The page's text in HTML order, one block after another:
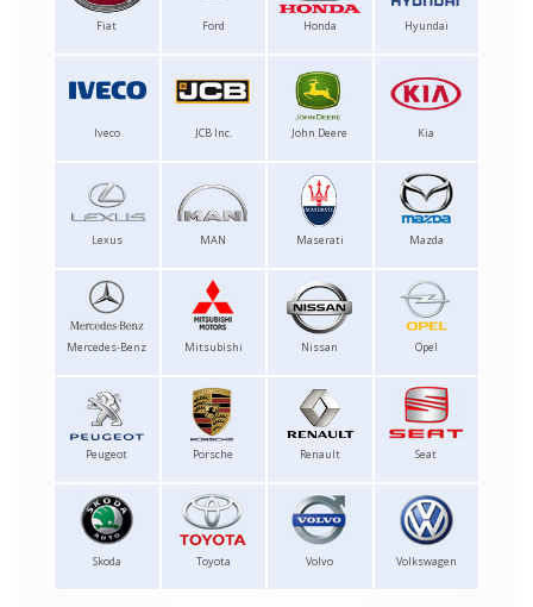
Fiat Ford Honda Hyundai
Iveco JCB Inc. John Deere Kia
Lexus MAN Maserati Mazda
Mercedes-Benz Mitsubishi Nissan Opel
Peugeot Porsche Renault Seat
Skoda Toyota Volvo Volkswagen